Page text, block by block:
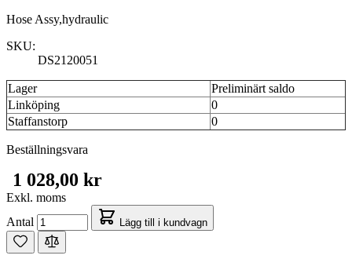
Hose Assy,hydraulic
SKU:
DS2120051
Lager
Preliminärt saldo
Linköping
0
Staffanstorp
0
Beställningsvara
1 028,00 kr
Exkl. moms
Antal
Lägg till i kundvagn